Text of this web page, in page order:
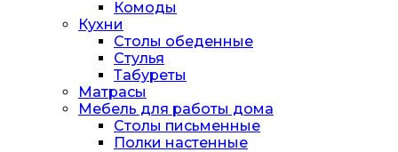
Комоды
Кухни
Столы обеденные
Стулья
Табуреты
Матрасы
Мебель для работы дома
Столы письменные
Полки настенные